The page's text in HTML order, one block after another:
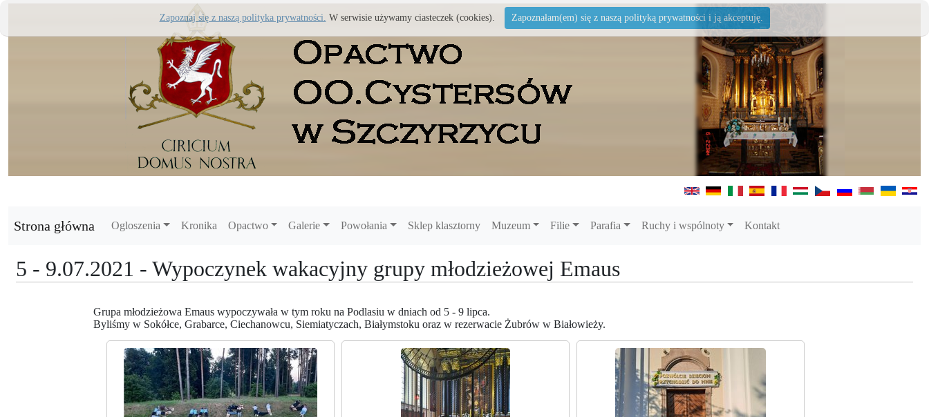
Strona główna Ogloszenia Kronika Opactwo Galerie Powołania Sklep klasztorny Muzeum Filie Parafia Ruchy i wspólnoty Kontakt
5 - 9.07.2021 - Wypoczynek wakacyjny grupy młodzieżowej Emaus
Grupa młodzieżowa Emaus wypoczywała w tym roku na Podlasiu w dniach od 5 - 9 lipca.
Byliśmy w Sokółce, Grabarce, Ciechanowcu, Siemiatyczach, Białymstoku oraz w rezerwacie Żubrów w Białowieży.
Zapoznaj się z naszą polityka prywatności. W serwisie używamy ciasteczek (cookies). Zapoznałam(em) się z naszą polityką prywatności i ją akceptuję.